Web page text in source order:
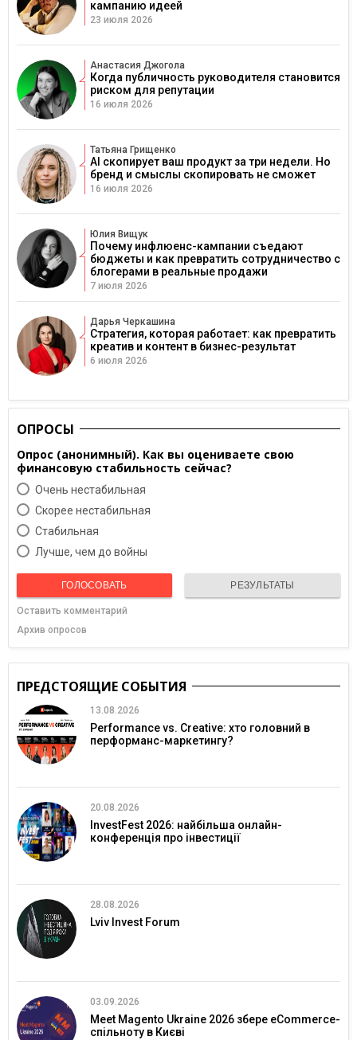
кампанию идеей
23 июля 2026
Анастасия Джогола
Когда публичность руководителя становится
риском для репутации
16 июля 2026
Татьяна Грищенко
AI скопирует ваш продукт за три недели. Но
бренд и смыслы скопировать не сможет
16 июля 2026
Юлия Вищук
Почему инфлюенс-кампании съедают
бюджеты и как превратить сотрудничество с
блогерами в реальные продажи
7 июля 2026
Дарья Черкашина
Стратегия, которая работает: как превратить
креатив и контент в бизнес-результат
6 июля 2026
ОПРОСЫ
Опрос (анонимный). Как вы оцениваете свою
финансовую стабильность сейчас?
Очень нестабильная
Скорее нестабильная
Cтабильная
Лучше, чем до войны
ГОЛОСОВАТЬ РЕЗУЛЬТАТЫ
Оставить комментарий
Архив опросов
ПРЕДСТОЯЩИЕ СОБЫТИЯ
13.08.2026
Performance vs. Creative: хто головний в
перформанс-маркетингу?
20.08.2026
InvestFest 2026: найбільша онлайн-
конференція про інвестиції
28.08.2026
Lviv Invest Forum
03.09.2026
Meet Magento Ukraine 2026 збере eCommerce-
спільноту в Києві